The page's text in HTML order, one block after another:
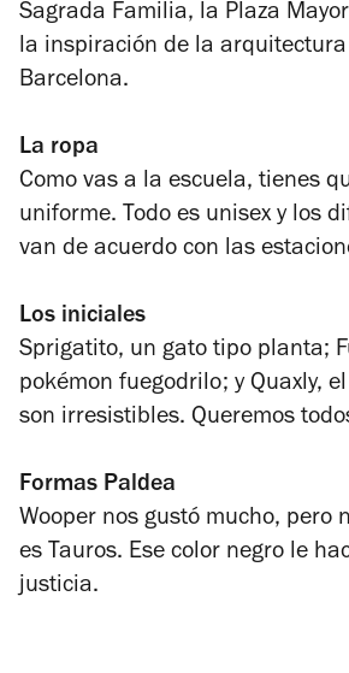
Sagrada Familia, la Plaza
la inspiración de la
Barcelona.
La ropa
Como vas a la escuela, tienes
uniforme. Todo es unisex y los
van de acuerdo con las
Los iniciales
Sprigatito, un gato tipo planta;
pokémon fuegodrilo; y Quaxly,
son irresistibles. Queremos
Formas Paldea
Wooper nos gustó mucho, pero
es Tauros. Ese color negro le
justicia.